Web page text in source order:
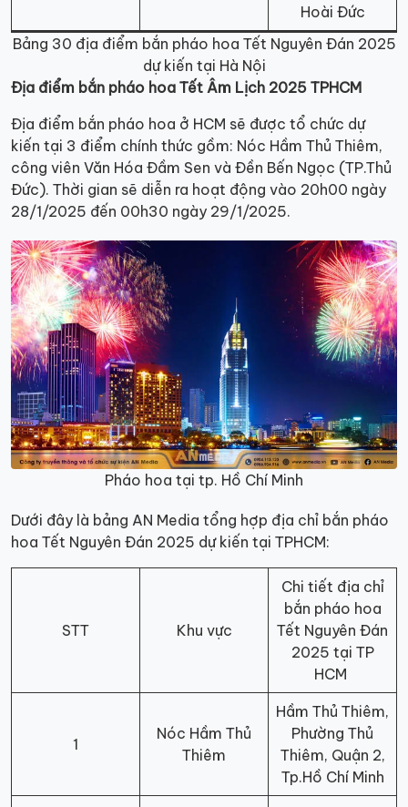
Hoài Đức
Bảng 30 địa điểm bắn pháo hoa Tết Nguyên Đán 2025
dự kiến tại Hà Nội
Địa điểm bắn pháo hoa Tết Âm Lịch 2025 TPHCM
Địa điểm bắn pháo hoa ở HCM sẽ được tổ chức dự
kiến tại 3 điểm chính thức gồm: Nóc Hầm Thủ Thiêm,
công viên Văn Hóa Đầm Sen và Đền Bến Ngọc (TP.Thủ
Đức). Thời gian sẽ diễn ra hoạt động vào 20h00 ngày
28/1/2025 đến 00h30 ngày 29/1/2025.
Pháo hoa tại tp. Hồ Chí Minh
Dưới đây là bảng AN Media tổng hợp địa chỉ bắn pháo
hoa Tết Nguyên Đán 2025 dự kiến tại TPHCM:
STT Khu vực
Chi tiết địa chỉ
bắn pháo hoa
Tết Nguyên Đán
2025 tại TP
HCM
1
Nóc Hầm Thủ
Thiêm
Hầm Thủ Thiêm,
Phường Thủ
Thiêm, Quận 2,
Tp.Hồ Chí Minh